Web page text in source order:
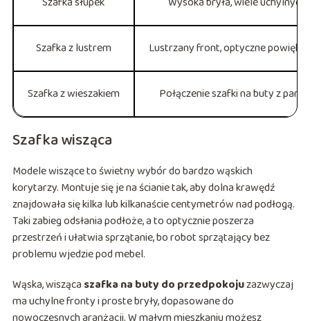
Szafka z lustrem Lustrzany front, optyczne
Szafka z wieszakiem Połączenie szafki na buty z
Szafka wisząca
Modele wiszące to świetny wybór do bardzo wąskich
korytarzy. Montuje się je na ścianie tak, aby dolna krawędź
znajdowała się kilka lub kilkanaście centymetrów nad podłogą.
Taki zabieg odsłania podłoże, a to optycznie poszerza
przestrzeń i ułatwia sprzątanie, bo robot sprzątający bez
problemu wjedzie pod mebel.
Wąska, wisząca szafka na buty do przedpokojuzazwyczaj
ma uchylne fronty i proste bryły, dopasowane do